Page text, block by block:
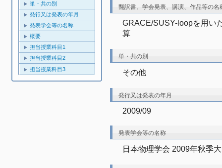
単・共の別
発行又は発表の年月
発表学会等の名称
概要
担当授業科目1
担当授業科目2
担当授業科目3
翻訳書、学会発表、講演、作品等の名
GRACE/SUSY-loopを用い
算
単・共の別
その他
発行又は発表の年月
2009/09
発表学会等の名称
日本物理学会 2009年秋季